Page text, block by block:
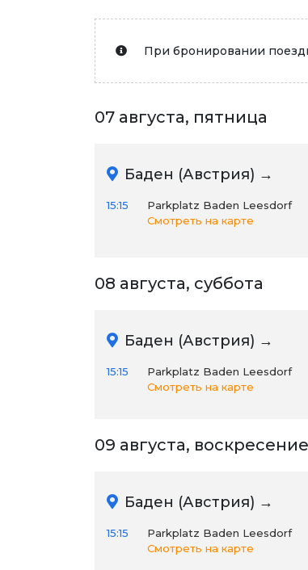
При бронировании
07 августа, пятница
Баден (Австрия) →
15:15
Parkplatz Baden Leesdorf
Смотреть на карте
08 августа, суббота
Баден (Австрия) →
15:15
Parkplatz Baden Leesdorf
Смотреть на карте
09 августа, воскресение
Баден (Австрия) →
15:15
Parkplatz Baden Leesdorf
Смотреть на карте